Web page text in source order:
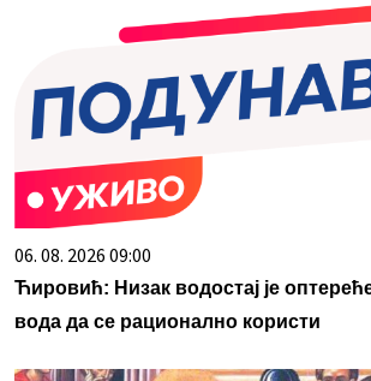
06. 08. 2026 09:00
Ћировић: Низак водостај је
вода да се рационално користи